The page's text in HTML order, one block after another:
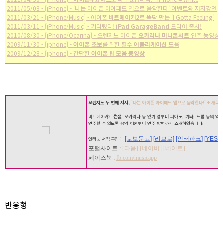
2011/05/08 - [iPhone] - '나는 아이폰 아이패드 앱으로 음악한다' 이벤트와 저자강연
2011/03/21 - [iPhone/Music] - 아이폰 비트메이커2로 뚝딱 만든 'I Gotta Feeling'
2011/03/11 - [iPhone/Music] - 기다렸다! iPad GarageBand 드디어 출시!
2010/08/30 - [iPhone/Ocarina] - 오렌지노 아이폰 오카리나 미니콘서트 연주 동영상
2009/11/30 - [iphone] -아이폰 초보를 위한 필수 어플리케이션 모음
2009/12/28 - [iphone] - 간단한아이폰 팁 모음 동영상
오렌지노 두 번째 저서, '나는 아이폰 아이패드 앱으로 음악한다!' + 개러
비트메이커2, 썸잼, 오카리나 등 인기 앱부터 피아노, 기타, 드럼 등의 악
연주할 수 있도록 음악 이론부터 연주 방법까지 소개하였습니다.
인터넷 서점 구입 : [교보문고] [리브로] [인터파크]
포털사이트 : [다음] [네이버] [네이트]
페이스북 : fb.com/musicapp
반응형